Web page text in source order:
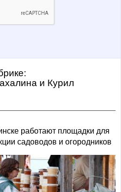
и Курил
работают площадки для
садоводов и огородников